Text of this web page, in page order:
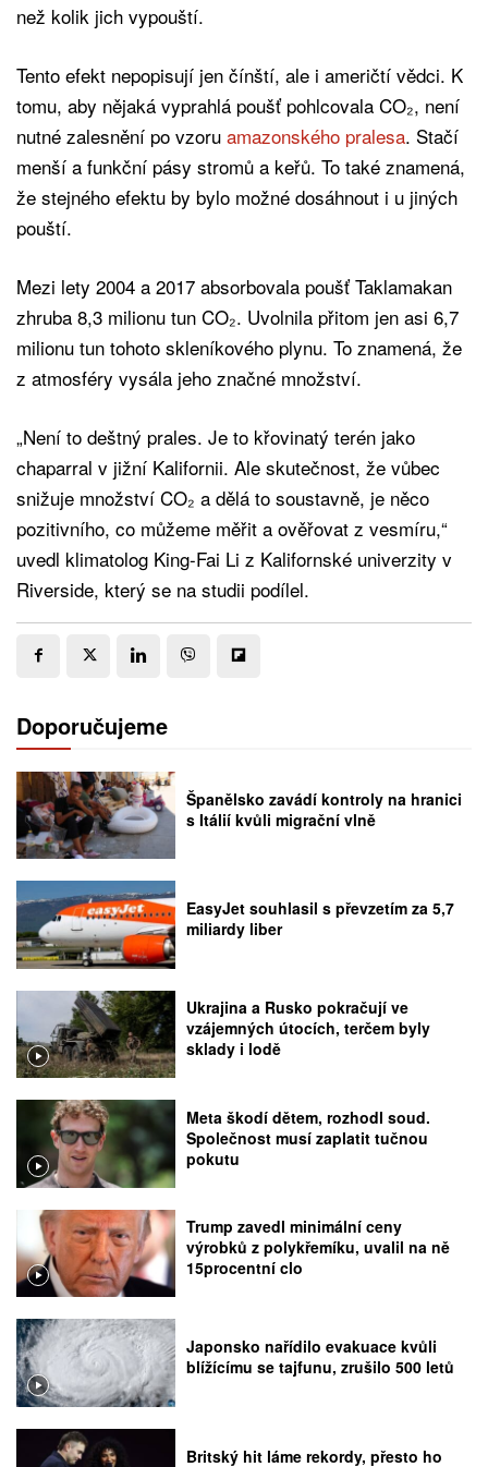
než kolik jich vypouští.
Tento efekt nepopisují jen čínští, ale i američtí vědci. K
tomu, aby nějaká vyprahlá poušť pohlcovala CO₂, není
nutné zalesnění po vzoru amazonského pralesa. Stačí
menší a funkční pásy stromů a keřů. To také znamená,
že stejného efektu by bylo možné dosáhnout i u jiných
pouští.
Mezi lety 2004 a 2017 absorbovala poušť Taklamakan
zhruba 8,3 milionu tun CO₂. Uvolnila přitom jen asi 6,7
milionu tun tohoto skleníkového plynu. To znamená, že
z atmosféry vysála jeho značné množství.
„Není to deštný prales. Je to křovinatý terén jako
chaparral v jižní Kalifornii. Ale skutečnost, že vůbec
snižuje množství CO₂ a dělá to soustavně, je něco
pozitivního, co můžeme měřit a ověřovat z vesmíru,“
uvedl klimatolog King-Fai Li z Kalifornské univerzity v
Riverside, který se na studii podílel.
Doporučujeme
Španělsko zavádí kontroly na hranici
s Itálií kvůli migrační vlně
EasyJet souhlasil s převzetím za 5,7
miliardy liber
Ukrajina a Rusko pokračují ve
vzájemných útocích, terčem byly
sklady i lodě
Meta škodí dětem, rozhodl soud.
Společnost musí zaplatit tučnou
pokutu
Trump zavedl minimální ceny
výrobků z polykřemíku, uvalil na ně
15procentní clo
Japonsko nařídilo evakuace kvůli
blížícímu se tajfunu, zrušilo 500 letů
Britský hit láme rekordy, přesto ho